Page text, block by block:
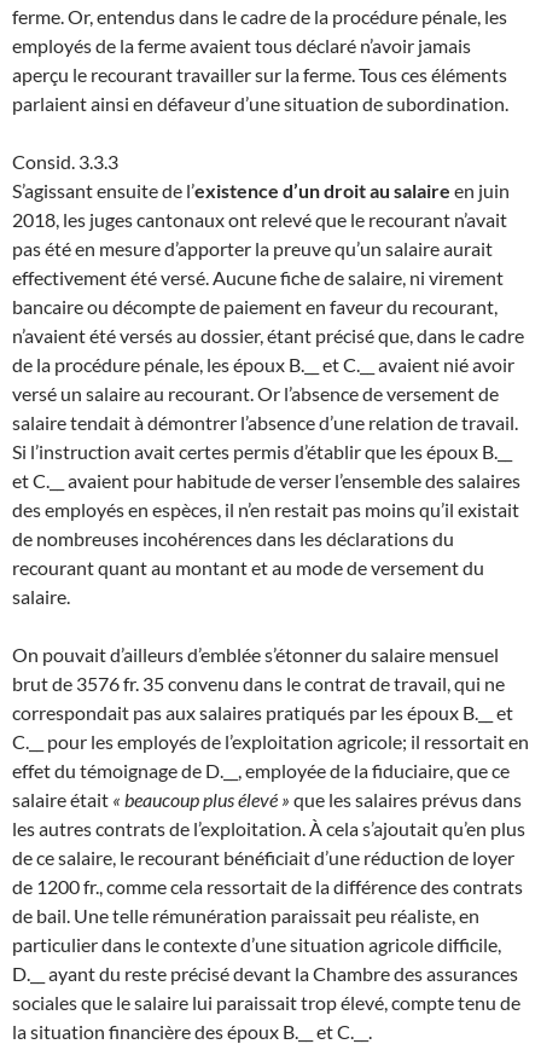
ferme. Or, entendus dans le cadre de la procédure pénale, les
employés de la ferme avaient tous déclaré n’avoir jamais
aperçu le recourant travailler sur la ferme. Tous ces éléments
parlaient ainsi en défaveur d’une situation de subordination.
Consid. 3.3.3
S’agissant ensuite de l’existence d’un droit au salaire en juin
2018, les juges cantonaux ont relevé que le recourant n’avait
pas été en mesure d’apporter la preuve qu’un salaire aurait
effectivement été versé. Aucune fiche de salaire, ni virement
bancaire ou décompte de paiement en faveur du recourant,
n’avaient été versés au dossier, étant précisé que, dans le cadre
de la procédure pénale, les époux B.__ et C.__ avaient nié avoir
versé un salaire au recourant. Or l’absence de versement de
salaire tendait à démontrer l’absence d’une relation de travail.
Si l’instruction avait certes permis d’établir que les époux B.__
et C.__ avaient pour habitude de verser l’ensemble des salaires
des employés en espèces, il n’en restait pas moins qu’il existait
de nombreuses incohérences dans les déclarations du
recourant quant au montant et au mode de versement du
salaire.
On pouvait d’ailleurs d’emblée s’étonner du salaire mensuel
brut de 3576 fr. 35 convenu dans le contrat de travail, qui ne
correspondait pas aux salaires pratiqués par les époux B.__ et
C.__ pour les employés de l’exploitation agricole; il ressortait en
effet du témoignage de D.__, employée de la fiduciaire, que ce
salaire était « beaucoup plus élevé » que les salaires prévus dans
les autres contrats de l’exploitation. À cela s’ajoutait qu’en plus
de ce salaire, le recourant bénéficiait d’une réduction de loyer
de 1200 fr., comme cela ressortait de la différence des contrats
de bail. Une telle rémunération paraissait peu réaliste, en
particulier dans le contexte d’une situation agricole difficile,
D.__ ayant du reste précisé devant la Chambre des assurances
sociales que le salaire lui paraissait trop élevé, compte tenu de
la situation financière des époux B.__ et C.__.